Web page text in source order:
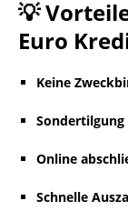
💡
Euro
Keine
Online
Schnelle